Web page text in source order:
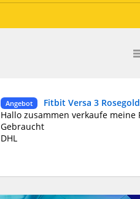
Angebot
Fitbit Versa 3 Rosegold
Gebraucht
DHL